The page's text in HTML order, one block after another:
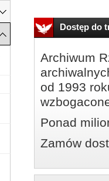
Dostęp do
Archiwum
od 1993
Ponad
Zamów